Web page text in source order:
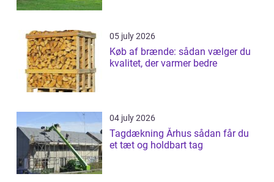
05 july 2026
Køb af brænde: sådan vælger du
kvalitet, der varmer bedre
04 july 2026
Tagdækning Århus sådan får du
et tæt og holdbart tag